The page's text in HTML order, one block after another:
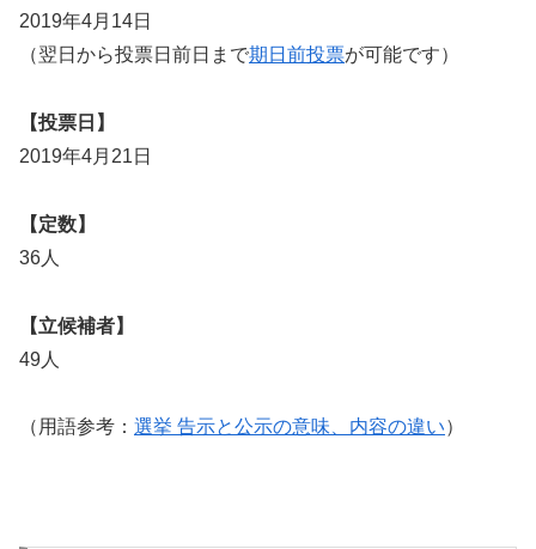
2019年4月14日
（翌日から投票日前日まで期日前投票が可能です）
【投票日】
2019年4月21日
【定数】
36人
【立候補者】
49人
（用語参考： 選挙 告示と公示の意味、内容の違い）